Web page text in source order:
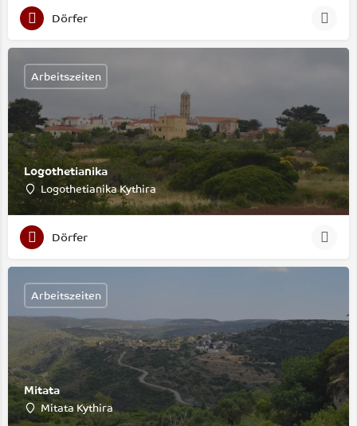
Dörfer
Logothetianika
Logothetianika Kythira
Arbeitszeiten
Dörfer
Mitata
Mitata Kythira
Arbeitszeiten